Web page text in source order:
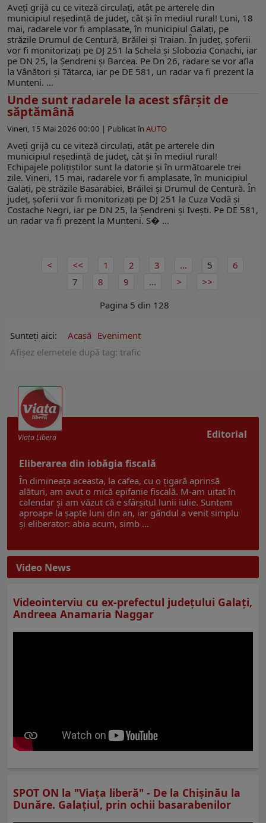
Aveţi grijă cu ce viteză circulaţi, atât pe arterele din
municipiul reşedinţă de judeţ, cât şi în mediul rural! Luni, 18
mai, radarele vor fi amplasate, în municipiul Galați, pe
străzile Drumul de Centură, Brăilei și Traian. În județ, șoferii
vor fi monitorizați pe DJ 251 la Schela și Slobozia Conachi, iar
pe DN 25, la Șendreni și Barcea. Pe Dn 26, radare se vor afla
la Vânători și Tătarca, iar pe DE 581, un radar va fi prezent la
Munteni. ...
Unde sunt radarele la acest sfârșit de
săptămână
Vineri, 15 Mai 2026 00:00 | Publicat în AUTO
Aveţi grijă cu ce viteză circulaţi, atât pe arterele din
municipiul reşedinţă de judeţ, cât şi în mediul rural!
Echipajele poliţiştilor sunt la datorie și în următoarele trei
zile. Vineri, 15 mai, radarele vor fi amplasate, în municipiul
Galați, pe străzile Basarabiei, Brăilei și Drumul de Centură. În
județ, șoferii vor fi monitorizați pe DJ 251 la Cuza Vodă și
Costache Negri, iar pe DN 25, la Șendreni și Ivești. Pe DE 581,
un radar va fi prezent la Munteni. S� ...
1 2 3 ... 5
6
7
8 9
...
Pagina 5 din 128
Sunteți aici: Acasă Eveniment
Afişez elemetele după tag: trafic
Editorial
Viaţa Liberă
Eliberarea din iobăgia fiscală
În dimineața aceasta, la cafea, cu o țigară aprinsă
alături, am avut o mică epifanie fiscală. M-am uitat în
calendar și am văzut că e sfârșitul lunii iulie. Suntem
aproape la șapte luni din an, iar gândul a venit simplu
și eliberator: abia acum, simb ...
Video News
Videointerviu cu ex-prefectul judeţului Galaţi,
Andreea Anamaria Naggar
SPOT ON la "Viaţa liberă" - De la Chișinău la
Dunăre. Galațiul, prin ochii basarabenilor